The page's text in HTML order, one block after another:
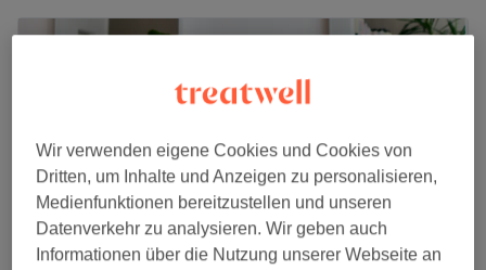
Wir verwenden eigene Cookies und Cookies von
Dritten, um Inhalte und Anzeigen zu personalisieren,
Medienfunktionen bereitzustellen und unseren
Datenverkehr zu analysieren. Wir geben auch
Informationen über die Nutzung unserer Webseite an